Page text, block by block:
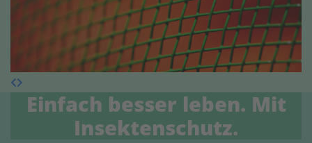
Einfach besser leben. Mit
Insektenschutz.